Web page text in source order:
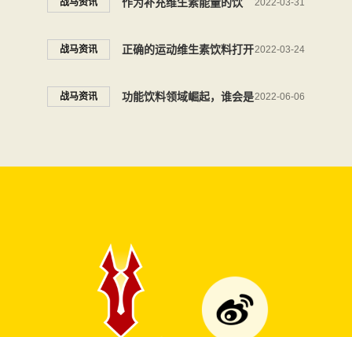
料，战马为什么备受年轻人
战马资讯 正确的运动维生素饮料打开
方式：战马能量非你莫属
2022-03-24
战马资讯 功能饮料领域崛起，谁会是2022-06-06